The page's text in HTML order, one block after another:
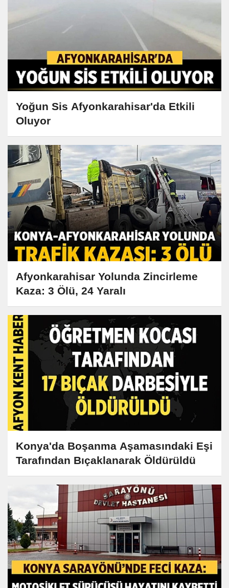
Yoğun Sis Afyonkarahisar'da Etkili
Oluyor
Afyonkarahisar Yolunda Zincirleme
Kaza: 3 Ölü, 24 Yaralı
Konya'da Boşanma Aşamasındaki Eşi
Tarafından Bıçaklanarak Öldürüldü